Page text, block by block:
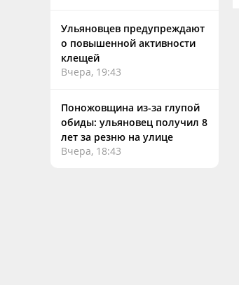
Ульяновцев предупреждают
о повышенной активности
клещей
Вчера, 19:43
Поножовщина из-за глупой
обиды: ульяновец получил 8
лет за резню на улице
Вчера, 18:43